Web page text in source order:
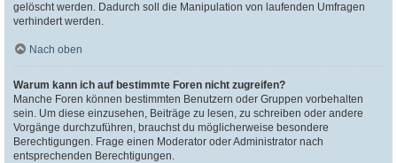
gelöscht werden. Dadurch soll die Manipulation von laufenden Umfragen
verhindert werden.
Nach oben
Warum kann ich auf bestimmte Foren nicht zugreifen?
Manche Foren können bestimmten Benutzern oder Gruppen vorbehalten
sein. Um diese einzusehen, Beiträge zu lesen, zu schreiben oder andere
Vorgänge durchzuführen, brauchst du möglicherweise besondere
Berechtigungen. Frage einen Moderator oder Administrator nach
entsprechenden Berechtigungen.